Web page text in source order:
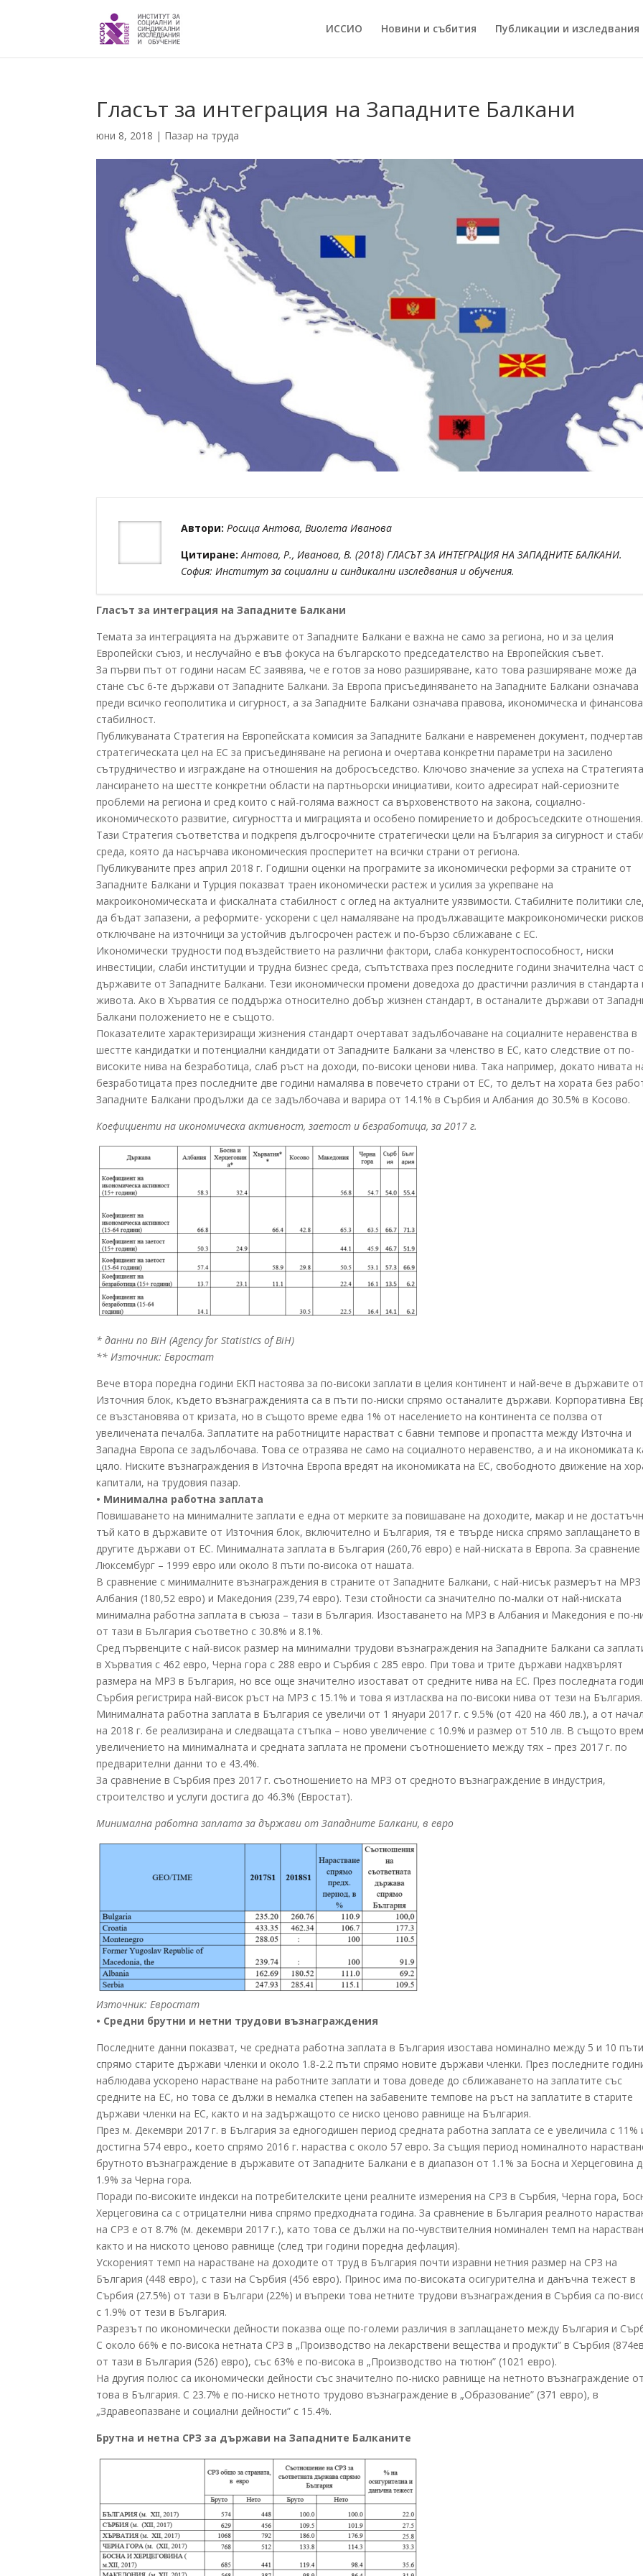
ИССИO Новини и събития Публикации и изследвания
Гласът за интеграция на Западните Балкани
юни 8, 2018 | Пазар на труда
Автори: Росица Антова, Виолета Иванова
Цитиране: Антова, Р., Иванова, В. (2018) ГЛАСЪТ ЗА ИНТЕГРАЦИЯ НА ЗАПАДНИТЕ БАЛКАНИ.
София: Институт за социални и синдикални изследвания и обучения.
Гласът за интеграция на Западните Балкани
Темата за интеграцията на държавите от Западните Балкани е важна не само за региона, но и за целия
Европейски съюз, и неслучайно е във фокуса на българското председателство на Европейския съвет.
За първи път от години насам ЕС заявява, че е готов за ново разширяване, като това разширяване може да
стане със 6-те държави от Западните Балкани. За Европа присъединяването на Западните Балкани означава
преди всичко геополитика и сигурност, а за Западните Балкани означава правова, икономическа и финансова
стабилност.
Публикуваната Стратегия на Европейската комисия за Западните Балкани е навременен документ,
стратегическата цел на ЕС за присъединяване на региона и очертава конкретни параметри на засилено
сътрудничество и изграждане на отношения на добросъседство. Ключово значение за успеха на
лансирането на шестте конкретни области на партньорски инициативи, които адресират най-сериозните
проблеми на региона и сред които с най-голяма важност са върховенството на закона, социално-
икономическото развитие, сигурността и миграцията и особено помирението и добросъседските отношения.
Тази Стратегия съответства и подкрепя дългосрочните стратегически цели на България за сигурност и
среда, която да насърчава икономическия просперитет на всички страни от региона.
Публикуваните през април 2018 г. Годишни оценки на програмите за икономически реформи за страните от
Западните Балкани и Турция показват траен икономически растеж и усилия за укрепване на
макроикономическата и фискалната стабилност с оглед на актуалните уязвимости. Стабилните политики
да бъдат запазени, а реформите- ускорени с цел намаляване на продължаващите макроикономически
отключване на източници за устойчив дългосрочен растеж и по-бързо сближаване с ЕС.
Икономически трудности под въздействието на различни фактори, слаба конкурентоспособност, ниски
инвестиции, слаби институции и трудна бизнес среда, съпътстваха през последните години значителна част
държавите от Западните Балкани. Тези икономически промени доведоха до драстични различия в стандарта
живота. Ако в Хърватия се поддържа относително добър жизнен стандарт, в останалите държави от
Балкани положението не е същото.
Показателите характеризиращи жизнения стандарт очертават задълбочаване на социалните неравенства в
шестте кандидатки и потенциални кандидати от Западните Балкани за членство в ЕС, като следствие от по-
високите нива на безработица, слаб ръст на доходи, по-високи ценови нива. Така например, докато нивата
безработицата през последните две години намалява в повечето страни от ЕС, то делът на хората без
Западните Балкани продължи да се задълбочава и варира от 14.1% в Сърбия и Албания до 30.5% в Косово.
Коефициенти на икономическа активност, заетост и безработица, за 2017 г.
* данни по BiH (Agency for Statistics of BiH)
** Източник: Евростат
Вече втора поредна години ЕКП настоява за по-високи заплати в целия континент и най-вече в държавите от
Източния блок, където възнагражденията са в пъти по-ниски спрямо останалите държави. Корпоративна
се възстановява от кризата, но в същото време едва 1% от населението на континента се ползва от
увеличената печалба. Заплатите на работниците нарастват с бавни темпове и пропастта между Източна и
Западна Европа се задълбочава. Това се отразява не само на социалното неравенство, а и на икономиката
цяло. Ниските възнаграждения в Източна Европа вредят на икономиката на ЕС, свободното движение на
капитали, на трудовия пазар.
• Минимална работна заплата
Повишаването на минималните заплати е една от мерките за повишаване на доходите, макар и не
тъй като в държавите от Източния блок, включително и България, тя е твърде ниска спрямо заплащането в
другите държави от ЕС. Минималната заплата в България (260,76 евро) е най-ниската в Европа. За сравнение
Люксембург – 1999 евро или около 8 пъти по-висока от нашата.
В сравнение с минималните възнаграждения в страните от Западните Балкани, с най-нисък размерът на МРЗ
Албания (180,52 евро) и Македония (239,74 евро). Тези стойности са значително по-малки от най-ниската
минимална работна заплата в съюза – тази в България. Изоставането на МРЗ в Албания и Македония е по-
от тази в България съответно с 30.8% и 8.1%.
Сред първенците с най-висок размер на минимални трудови възнаграждения на Западните Балкани са
в Хърватия с 462 евро, Черна гора с 288 евро и Сърбия с 285 евро. При това и трите държави надхвърлят
размера на МРЗ в България, но все още значително изостават от средните нива на ЕС. През последната
Сърбия регистрира най-висок ръст на МРЗ с 15.1% и това я изтласква на по-високи нива от тези на България.
Минималната работна заплата в България се увеличи от 1 януари 2017 г. с 9.5% (от 420 на 460 лв.), а от
на 2018 г. бе реализирана и следващата стъпка – ново увеличение с 10.9% и размер от 510 лв. В същото
увеличението на минималната и средната заплата не промени съотношението между тях – през 2017 г. по
предварителни данни то е 43.4%.
За сравнение в Сърбия през 2017 г. съотношението на МРЗ от средното възнаграждение в индустрия,
строителство и услуги достига до 46.3% (Евростат).
Минимална работна заплата за държави от Западните Балкани, в евро
Източник: Евростат
• Средни брутни и нетни трудови възнаграждения
Последните данни показват, че средната работна заплата в България изостава номинално между 5 и 10 пъти
спрямо старите държави членки и около 1.8-2.2 пъти спрямо новите държави членки. През последните
наблюдава ускорено нарастване на работните заплати и това доведе до сближаването на заплатите със
средните на ЕС, но това се дължи в немалка степен на забавените темпове на ръст на заплатите в старите
държави членки на ЕС, както и на задържащото се ниско ценово равнище на България.
През м. Декември 2017 г. в България за едногодишен период средната работна заплата се е увеличила с 11%
достигна 574 евро., което спрямо 2016 г. нараства с около 57 евро. За същия период номиналното
брутното възнаграждение в държавите от Западните Балкани е в диапазон от 1.1% за Босна и Херцеговина
1.9% за Черна гора.
Поради по-високите индекси на потребителските цени реалните измерения на СРЗ в Сърбия, Черна гора,
Херцеговина са с отрицателни нива спрямо предходната година. За сравнение в България реалното
на СРЗ е от 8.7% (м. декември 2017 г.), като това се дължи на по-чувствителния номинален темп на
както и на ниското ценово равнище (след три години поредна дефлация).
Ускореният темп на нарастване на доходите от труд в България почти изравни нетния размер на СРЗ на
България (448 евро), с тази на Сърбия (456 евро). Принос има по-високата осигурителна и данъчна тежест в
Сърбия (27.5%) от тази в Българи (22%) и въпреки това нетните трудови възнаграждения в Сърбия са по-
с 1.9% от тези в България.
Разрезът по икономически дейности показва още по-големи различия в заплащането между България и
С около 66% е по-висока нетната СРЗ в „Производство на лекарствени вещества и продукти” в Сърбия
от тази в България (526) евро), със 63% е по-висока в „Производство на тютюн” (1021 евро).
На другия полюс са икономически дейности със значително по-ниско равнище на нетното възнаграждение от
това в България. С 23.7% е по-ниско нетното трудово възнаграждение в „Образование” (371 евро), в
„Здравеопазване и социални дейности” с 15.4%.
Брутна и нетна СРЗ за държави на Западните Балканите